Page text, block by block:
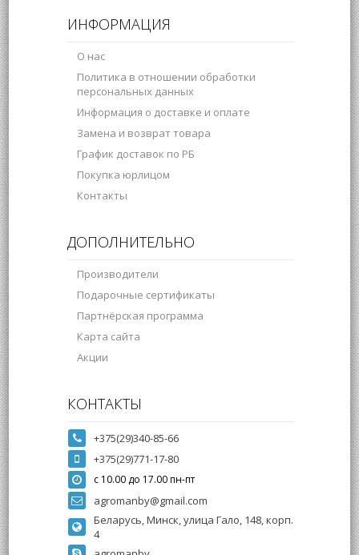
ИНФОРМАЦИЯ
О нас
Политика в отношении обработки
персональных данных
Информация о доставке и оплате
Замена и возврат товара
График доставок по РБ
Покупка юрлицом
Контакты
ДОПОЛНИТЕЛЬНО
Производители
Подарочные сертификаты
Партнёрская программа
Карта сайта
Акции
КОНТАКТЫ
+375(29)340-85-66
+375(29)771-17-80
с 10.00 до 17.00 пн-пт
agromanby@gmail.com
Беларусь, Минск, улица Гало, 148, корп.
4